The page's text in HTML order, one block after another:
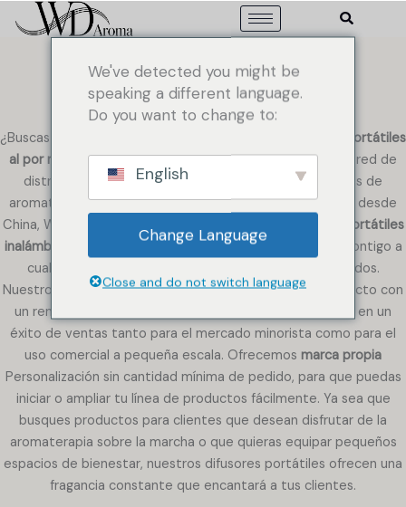
Difusor portátil de aceites esenciales
¿Buscas productos de alta calidad?
difusores de aroma portátiles
al por mayor
¿Para tu negocio minorista, marca propia o red de
distribución? Como fabricante profesional de difusores de
aromaterapia con 9 años de experiencia en exportación desde
China, WD Aroma ofrece una amplia gama de
difusores portátiles
inalámbricos recargables que son perfectos para llevar contigo a
cualquier parte,
, automóviles y espacios reducidos.
Nuestros difusores portátiles combinan un diseño compacto con
un rendimiento de primera calidad, lo que los convierte en un
éxito de ventas tanto para el mercado minorista como para el
uso comercial a pequeña escala. Ofrecemos marca propia
Personalización sin cantidad mínima de pedido, para que puedas
iniciar o ampliar tu línea de productos fácilmente. Ya sea que
busques productos para clientes que desean disfrutar de la
aromaterapia sobre la marcha o que quieras equipar pequeños
espacios de bienestar, nuestros difusores portátiles ofrecen una
fragancia constante que encantará a tus clientes.
We've detected you might be
speaking a different language.
Do you want to change to:
English
Change Language
Close and do not switch language